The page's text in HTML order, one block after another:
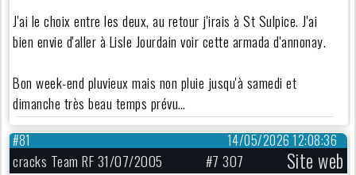
J'ai le choix entre les deux, au retour j'irais à St Sulpice. J'ai
bien envie d'aller à Lisle Jourdain voir cette armada d'annonay.
Bon week-end pluvieux mais non pluie jusqu'à samedi et
dimanche très beau temps prévu…
14/05/2026 12:08:36
#81
cracks Team RF 31/07/2005 #7 307 Site web